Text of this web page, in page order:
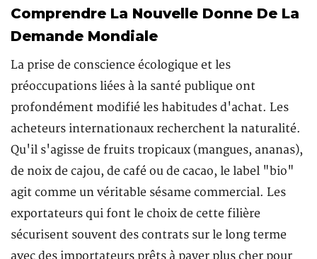
Comprendre La Nouvelle Donne De La
Demande Mondiale
La prise de conscience écologique et les
préoccupations liées à la santé publique ont
profondément modifié les habitudes d'achat. Les
acheteurs internationaux recherchent la naturalité.
Qu'il s'agisse de fruits tropicaux (mangues, ananas),
de noix de cajou, de café ou de cacao, le label "bio"
agit comme un véritable sésame commercial. Les
exportateurs qui font le choix de cette filière
sécurisent souvent des contrats sur le long terme
avec des importateurs prêts à payer plus cher pour